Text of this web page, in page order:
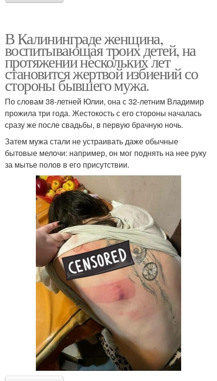
В Калининграде женщина,
воспитывающая троих детей, на
протяжении нескольких лет
становится жертвой избиений со
стороны бывшего мужа.
По словам 38-летней Юлии, она с 32-летним Владимир
прожила три года. Жестокость с его стороны началась
сразу же после свадьбы, в первую брачную ночь.
Затем мужа стали не устраивать даже обычные
бытовые мелочи: например, он мог поднять на нее руку
за мытье полов в его присутствии.